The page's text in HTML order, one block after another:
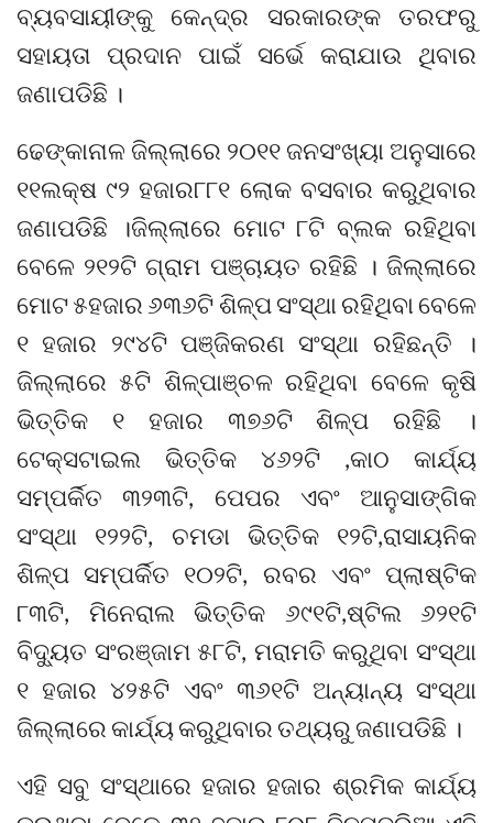
ବ୍ୟବସାୟୀଙ୍କୁ କେନ୍ଦ୍ର ସରକାରଙ୍କ ତରଫରୁ
ସହାୟତା ପ୍ରଦାନ ପାଇଁ ସର୍ଭେ କରାଯାଉ ଥିବାର
ଜଣାପଡିଛି ।
ଢେଙ୍କାନାଳ ଜିଲ୍ଲାରେ ୨୦୧୧ ଜନସଂଖ୍ୟା ଅନୁସାରେ
୧୧ଲକ୍ଷ ୯୨ ହଜାର୮୮୧ ଲୋକ ବସବାର କରୁଥିବାର
ଜଣାପଡିଛି ।ଜିଲ୍ଲାରେ ମୋଟ ୮ଟି ବ୍ଲକ ରହିଥିବା
ବେଳେ ୨୧୨ଟି ଗ୍ରାମ ପଞ୍ଚାୟତ ରହିଛି । ଜିଲ୍ଲାରେ
ମୋଟ ୫ହଜାର ୬୩୬ଟି ଶିଳ୍ପ ସଂସ୍ଥା ରହିଥିବା ବେଳେ
୧ ହଜାର ୨୯୪ଟି ପଞ୍ଜିକରଣ ସଂସ୍ଥା ରହିଛନ୍ତି ।
ଜିଲ୍ଲାରେ ୫ଟି ଶିଳ୍ପାଞ୍ଚଳ ରହିଥିବା ବେଳେ କୃଷି
ଭିତ୍ତିକ ୧ ହଜାର ୩୭୬ଟି ଶିଳ୍ପ ରହିଛି ।
ଟେକ୍ସଟାଇଲ ଭିତ୍ତିକ ୪୬୨ଟି ,କାଠ କାର୍ଯ୍ୟ
ସମ୍ପର୍କିତ ୩୨୩ଟି, ପେପର ଏବଂ ଆନୁସାଙ୍ଗିକ
ସଂସ୍ଥା ୧୨୨ଟି, ଚମଡା ଭିତ୍ତିକ ୧୨ଟି,ରାସାୟନିକ
ଶିଳ୍ପ ସମ୍ପର୍କିତ ୧୦୨ଟି, ରବର ଏବଂ ପ୍ଲାଷ୍ଟିକ
୮୩ଟି, ମିନେରାଲ ଭିତ୍ତିକ ୬୯୧ଟି,ଷ୍ଟିଲ ୬୨୧ଟି
ବିଦ୍ୟୁତ ସଂରଞ୍ଜାମ ୫୮ଟି, ମରାମତି କରୁଥିବା ସଂସ୍ଥା
୧ ହଜାର ୪୨୫ଟି ଏବଂ ୩୬୧ଟି ଅନ୍ୟାନ୍ୟ ସଂସ୍ଥା
ଜିଲ୍ଲାରେ କାର୍ଯ୍ୟ କରୁଥିବାର ତଥ୍ୟରୁ ଜଣାପଡିଛି ।
ଏହି ସବୁ ସଂସ୍ଥାରେ ହଜାର ହଜାର ଶ୍ରମିକ କାର୍ଯ୍ୟ